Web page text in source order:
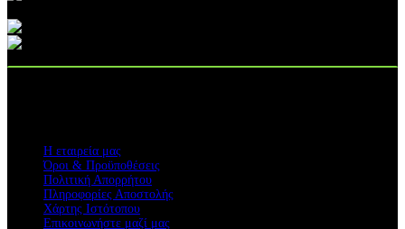
Η εταιρεία μας
Όροι & Προϋποθέσεις
Πολιτική Απορρήτου
Πληροφορίες Αποστολής
Χάρτης Ιστότοπου
Επικοινωνήστε μαζί μας